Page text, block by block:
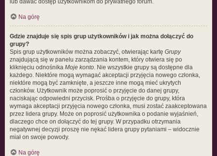
lub dawać dostęp użytkownikom do prywatnego forum.
Na górę
Gdzie znajduje się spis grup użytkowników i jak można dołączyć do
grupy?
Spis grup użytkowników można zobaczyć, otwierając kartę Grupy
znajdującą się w panelu zarządzania kontem, który otwiera się po
kliknięciu odnośnika Moje konto. Nie wszystkie grupy są dostępne dla
każdego. Niektóre mogą wymagać akceptacji przyjęcia nowego członka,
niektóre mogą być zamknięte, a jeszcze inne mogą mieć ukrytych
członków. Użytkownik może poprosić o przyjęcie do danej grupy,
naciskając odpowiedni przycisk. Prośba o przyjęcie do grupy, która
wymaga akceptacji przyjęcia nowego członka, musi zostać zaakceptowana
przez lidera grupy. Może on poprosić użytkownika o podanie wyjaśnień,
dlaczego chce on dołączyć do tej grupy. W przypadku otrzymania
negatywnej decyzji proszę nie nękać lidera grupy pytaniami – widocznie
miał on swoje powody.
Na górę